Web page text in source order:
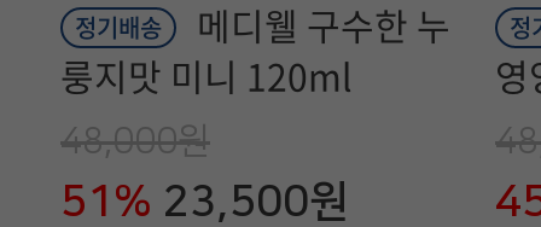
정기배송
룽지맛 미니 120ml
48,000원
51% 23,500원
정
영